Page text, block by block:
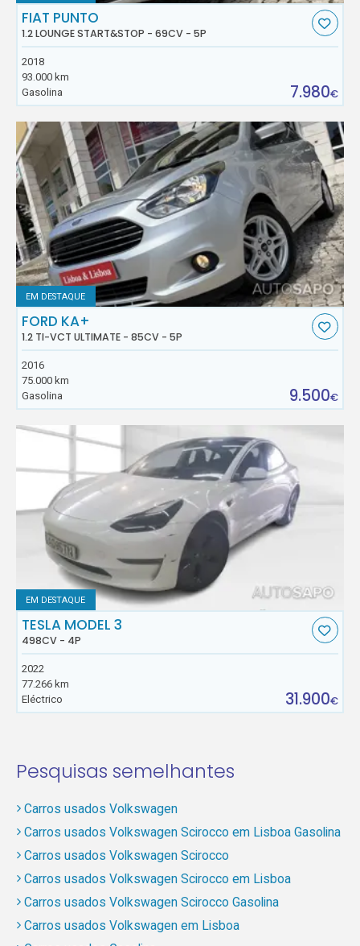
FIAT PUNTO
1.2 LOUNGE START&STOP - 69CV - 5P
2018
93.000 km
Gasolina
7.980€
EM DESTAQUE
FORD KA+
1.2 TI-VCT ULTIMATE - 85CV - 5P
2016
75.000 km
Gasolina
9.500€
EM DESTAQUE
TESLA MODEL 3
498CV - 4P
2022
77.266 km
Eléctrico
31.900€
Pesquisas semelhantes
Carros usados Volkswagen
Carros usados Volkswagen Scirocco em Lisboa Gasolina
Carros usados Volkswagen Scirocco
Carros usados Volkswagen Scirocco em Lisboa
Carros usados Volkswagen Scirocco Gasolina
Carros usados Volkswagen em Lisboa